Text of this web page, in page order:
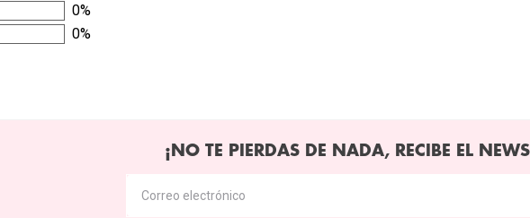
0%
0%
¡NO TE PIERDAS DE NADA, RECIBE EL